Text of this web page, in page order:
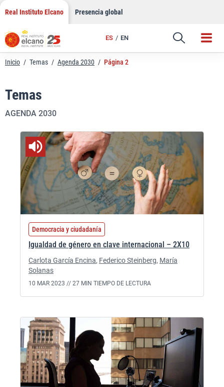
Saltar
contenido
Real Instituto Elcano Presencia global
ES EN
Inicio / Temas / Agenda 2030 / Página 2
Temas
AGENDA 2030
Democracia y ciudadanía
Igualdad de género en clave internacional – 2X10
Carlota García Encina, Federico Steinberg, María
Solanas
10 MAR 2023 // 27 MIN TIEMPO DE LECTURA